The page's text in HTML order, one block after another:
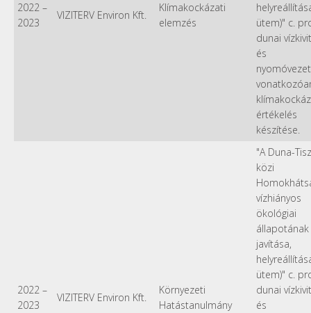
2022 –
2023
VIZITERV Environ Kft.
Klímakockázati
elemzés
ütem)" c.
dunai
és
értékelés
készítése.
2022 –
2023
VIZITERV Environ Kft.
Környezeti
Hatástanulmány
"A Duna-
közi
vízhiányos
ökológiai
állapotának
javítása,
ütem)" c.
dunai
és